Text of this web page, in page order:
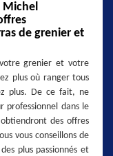
Michel
de grenier et
grenier et votre
plus où ranger tous
plus. De ce fait, ne
professionnel dans le
des offres
vous conseillons de
plus passionnés et